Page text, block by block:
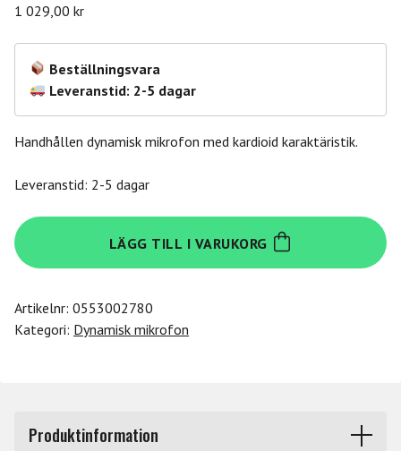
1 029,00 kr
Beställningsvara
Leveranstid: 2-5 dagar
Handhållen dynamisk mikrofon med kardioid karaktäristik.
Leveranstid: 2-5 dagar
Rode
M1
mängd
LÄGG TILL I VARUKORG
Artikelnr: 0553002780
Kategori: Dynamisk mikrofon
Produktinformation